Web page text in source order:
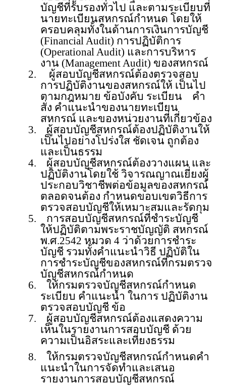
บัญชีที่รับรองทั่วไป และตามระเบียบที่
นายทะเบียนสหกรณ์กำหนด โดยให้
ครอบคลุมทั้งในด้านการเงินการบัญชี
(Financial Audit) การปฏิบัติการ
(Operational Audit) และการบริหาร
งาน (Management Audit) ของสหกรณ์
2.
ผู้สอบบัญชีสหกรณ์ต้องตรวจสอบ
การปฏิบัติงานของสหกรณ์ให้ เป็นไป
ตามกฎหมาย ข้อบังคับ ระเบียน
คำ
สั่ง คำแนะนำของนายทะเบียน
สหกรณ์ และของหน่วยงานที่เกี่ยวข้อง
3.
ผู้สอบบัญชีสหกรณ์ต้องปฏิบัติงานให้
เป็นไปอย่างโปร่งใส ชัดเจน ถูกต้อง
และเป็นธรรม
4.
ผู้สอบบัญชีสหกรณ์ต้องวางแผน และ
ปฏิบัติงานโดยใช้ วิจารณญาณเยี่ยงผู้
ประกอบวิชาชีพต่อข้อมูลของสหกรณ์
ตลอดจนต้อง กำหนดขอบเขตวิธีการ
ตรวจสอบบัญชีให้เหมาะสมและรัดกุม
5.
การสอบบัญชีสหกรณ์ที่ชำระบัญชี
ให้ปฏิบัติตามพระราชบัญญัติ สหกรณ์
พ.ศ.2542 หมวด 4 ว่าด้วยการชำระ
บัญชี รวมทั้งคำแนะนำวิธี ปฏิบัติใน
การชำระบัญชีของสหกรณ์ที่กรมตรวจ
บัญชีสหกรณ์กำหนด
6.
ให้กรมตรวจบัญชีสหกรณ์กำหนด
ระเบียบ คำแนะนำ ในการ ปฏิบัติงาน
ตรวจสอบบัญชี ข้อ
7.
ผู้สอบบัญชีสหกรณ์ต้องแสดงความ
เห็นในรายงานการสอบบัญชี ด้วย
ความเป็นอิสระและเที่ยงธรรม
8.
ให้กรมตรวจบัญชีสหกรณ์กำหนดคำ
แนะนำในการจัดทำและเสนอ
รายงานการสอบบัญชีสหกรณ์